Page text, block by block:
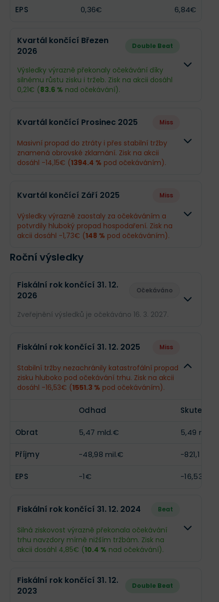
EPS 0,36€ 6,84€
Kvartál končící Březen
2026
Double Beat
Výsledky výrazně překonaly očekávání díky
silnému růstu zisku i tržeb. Zisk na akcii dosáhl
0,21€ (83.6 % nad očekávání).
Příjmy 5,7 mil.€
Kvartál končící Prosinec 2025 Miss
Masivní propad do ztráty i přes stabilní tržby
znamená obrovské zklamání. Zisk na akcii
dosáhl -14,15€ (1394.4 % pod očekáváním).
Příjmy 54,48 mil.€
EPS
Kvartál končící Září 2025 Miss
Výsledky výrazně zaostaly za očekáváním a
potvrdily hluboký propad hospodaření. Zisk na
akcii dosáhl -1,73€ (148 % pod očekáváním).
Odhad
Obrat 1,38 mld.€
-86,1
Wacker Chemie zažila náročné čtvrtletí, kdy realita
výrazně zaostala za očekáváním analytiků. Tržby
klesly na 1,34 mld. EUR ačistá ztráta se
chemickém průmyslu a tlaku levné čínské
varuje před přetrvávajícím útlumem. V reakci na
program
zaměřený na fixní náklady a
výrazně
dokážou v příštím roce stabilizovat marže v
nejisté.
Roční výsledky
Fiskální rok končící 31. 12.
2026
Očekáváno
Zveřejnění výsledků je očekáváno 16. 3. 2027.
Příjmy 60,21 mil.€
Fiskální rok končící 31. 12. 2025 Miss
Stabilní tržby nezachránily katastrofální propad
zisku hluboko pod očekávání trhu. Zisk na akcii
dosáhl -16,53€ (1551.3 % pod očekáváním).
Odhad
Obrat 5,47 mld.€ 5,49
Příjmy -48,98 mil.€ -821,1
EPS -1€ -16,53€
Fiskální rok končící 31. 12. 2024 Beat
Silná ziskovost výrazně překonala očekávání
trhu navzdory mírně nižším tržbám. Zisk na
akcii dosáhl 4,85€ (10.4 % nad očekávání).
Obrat
Fiskální rok končící 31. 12.
2023
Double Beat